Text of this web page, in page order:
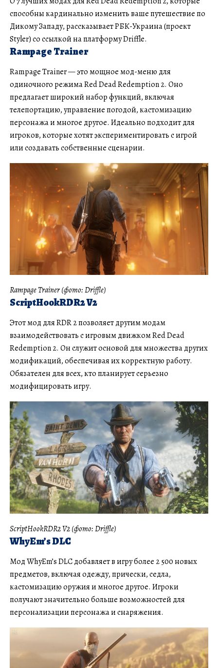
способны кардинально изменить ваше путешествие по
Дикому Западу, рассказывает РБК-Украина (проект
Styler) со ссылкой на платформу Driffle.
Rampage Trainer
Rampage Trainer — это мощное мод-меню для
одиночного режима Red Dead Redemption 2. Оно
предлагает широкий набор функций, включая
телепортацию, управление погодой, кастомизацию
персонажа и многое другое. Идеально подходит для
игроков, которые хотят экспериментировать с игрой
или создавать собственные сценарии.
Rampage Trainer (фото: Driffle)
ScriptHookRDR2 V2
Этот мод для RDR 2 позволяет другим модам
взаимодействовать с игровым движком Red Dead
Redemption 2. Он служит основой для множества других
модификаций, обеспечивая их корректную работу.
Обязателен для всех, кто планирует серьезно
модифицировать игру.
ScriptHookRDR2 V2 (фото: Driffle)
WhyEm’s DLC
Мод WhyEm’s DLC добавляет в игру более 2 500 новых
предметов, включая одежду, прически, седла,
кастомизацию оружия и многое другое. Игроки
получают значительно больше возможностей для
персонализации персонажа и снаряжения.